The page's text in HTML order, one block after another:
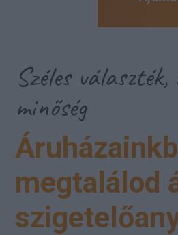
Széles
minőség
megtalálod